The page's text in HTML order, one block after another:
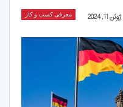
معرفی کسب و کار ژوئن 11, 2024